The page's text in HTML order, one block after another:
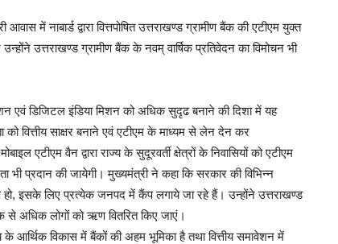
में नाबार्ड द्वारा वित्तपोषित उत्तराखण्ड ग्रामीण बैंक की एटीएम युक्त
उत्तराखण्ड ग्रामीण बैंक के नवम् वार्षिक प्रतिवेदन का विमोचन भी
एवं डिजिटल इंडिया मिशन को अधिक सुदृढ बनाने की दिशा में यह
वित्तीय साक्षर बनाने एवं एटीएम के माध्यम से लेन देन कर
एटीएम वैन द्वारा राज्य के सुदूरवर्ती क्षेत्रों के निवासियों को एटीएम
भी प्रदान की जायेगी। मुख्यमंत्री ने कहा कि सरकार की विभिन्न
इसके लिए प्रत्येक जनपद में कैंप लगाये जा रहे हैं। उन्होंने उत्तराखण्ड
से अधिक लोगों को ऋण वितरित किए जाएं।
के आर्थिक विकास में बैंकों की अहम भूमिका है तथा वित्तीय समावेशन में